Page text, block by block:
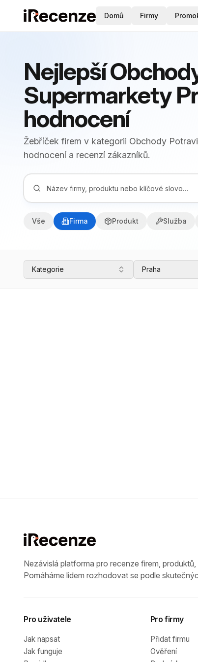
Domů Firmy
Nejlepší
Supermarkety
hodnocení
Žebříček firem v kategorii Obchody
hodnocení a recenzí zákazníků.
Vše Firma Produkt Služba
Kategorie Praha
Nezávislá platforma pro recenze firem,
Pomáháme lidem rozhodovat se podle
Pro uživatele
Jak napsat
Jak funguje
Pro firmy
Přidat firmu
Ověření